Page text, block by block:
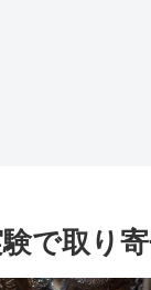
で取り